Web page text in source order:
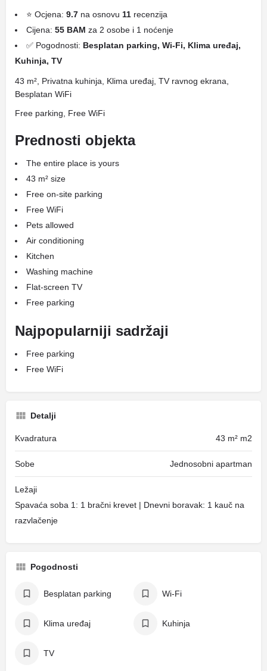
⭐ Ocjena: 9.7 na osnovu 11 recenzija
Cijena: 55 BAM za 2 osobe i 1 noćenje
✅ Pogodnosti: Besplatan parking, Wi-Fi, Klima uređaj,
Kuhinja, TV
43 m², Privatna kuhinja, Klima uređaj, TV ravnog ekrana,
Besplatan WiFi
Free parking, Free WiFi
Prednosti objekta
The entire place is yours
43 m² size
Free on-site parking
Free WiFi
Pets allowed
Air conditioning
Kitchen
Washing machine
Flat-screen TV
Free parking
Najpopularniji sadržaji
Free parking
Free WiFi
Detalji
Kvadratura 43 m² m2
Sobe Jednosobni apartman
Ležaji
Spavaća soba 1: 1 bračni krevet | Dnevni boravak: 1 kauč na
razvlačenje
Pogodnosti
Besplatan parking Wi-Fi
Klima uređaj Kuhinja
TV